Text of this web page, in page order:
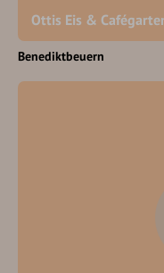
Ottis Eis &
Benediktbeuern